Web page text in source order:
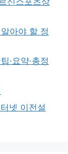
아야 할 정
·요약·총정
넷 이전설